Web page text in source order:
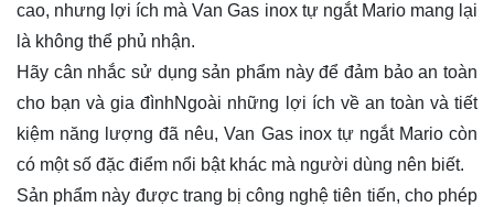
cao, nhưng lợi ích mà Van Gas inox tự ngắt Mario mang lại
là không thể phủ nhận.
Hãy cân nhắc sử dụng sản phẩm này để đảm bảo an toàn
cho bạn và gia đìnhNgoài những lợi ích về an toàn và tiết
kiệm năng lượng đã nêu, Van Gas inox tự ngắt Mario còn
có một số đặc điểm nổi bật khác mà người dùng nên biết.
Sản phẩm này được trang bị công nghệ tiên tiến, cho phép